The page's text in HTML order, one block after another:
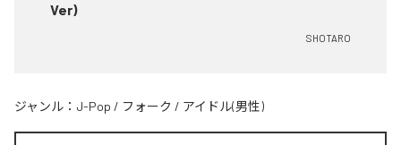
Ver)
SHOTARO
ジャンル： J-Pop / フォーク / アイドル(男性)